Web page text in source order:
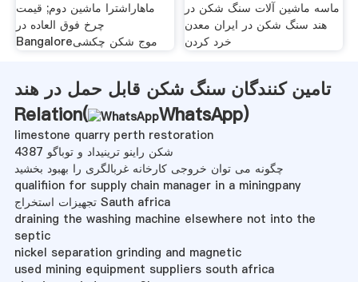
ماهاراشترا ماشین دوم; قیمت
چرخ فوق العاده در
Bangaloreموج شکن چکشی
ماسه ماشین آلات سنگ شکن در
هند سنگ شکن در ایران معدن
خرد کردن
تامین کنندگان سنگ شکن قابل حمل در هند
Relation(
WhatsApp)
limestone quarry perth restoration
شکن راینو ترینیداد و توباگو 4387
چگونه می توان خروجی کارخانه غربالگری را بهبود بخشید
qualifiion for supply chain manager in a miningpany
تجهیزات استخراج Sauth africa
draining the washing machine elsewhere not into the
septic
nickel separation grinding and magnetic
used mining equipment suppliers south africa